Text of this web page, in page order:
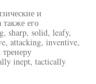
и
также его
sharp, solid, leafy,
attacking, inventive,
inept, tactically